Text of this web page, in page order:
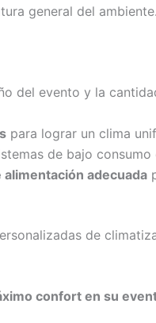
general del ambiente.
del evento y la
para lograr un clima
de bajo consumo
adecuada
de
confort en su